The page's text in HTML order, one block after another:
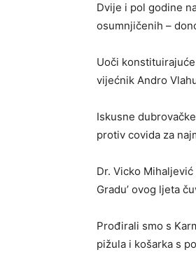
Dvije i pol godine
osumnjičenih –
Uoči
vijećnik Andro
Iskusne
protiv covida za
Dr. Vicko
Gradu’ ovog ljeta
Prođirali smo s
pižula i košarka s